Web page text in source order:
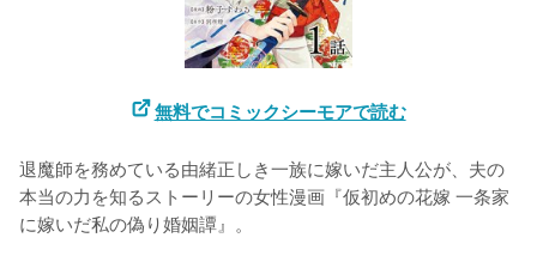
無料でコミックシーモアで読む
退魔師を務めている由緒正しき一族に嫁いだ主人公が、夫の
本当の力を知るストーリーの女性漫画『仮初めの花嫁 一条家
に嫁いだ私の偽り婚姻譚』。